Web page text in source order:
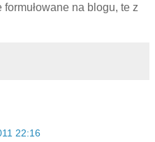
na blogu, te z
22:16